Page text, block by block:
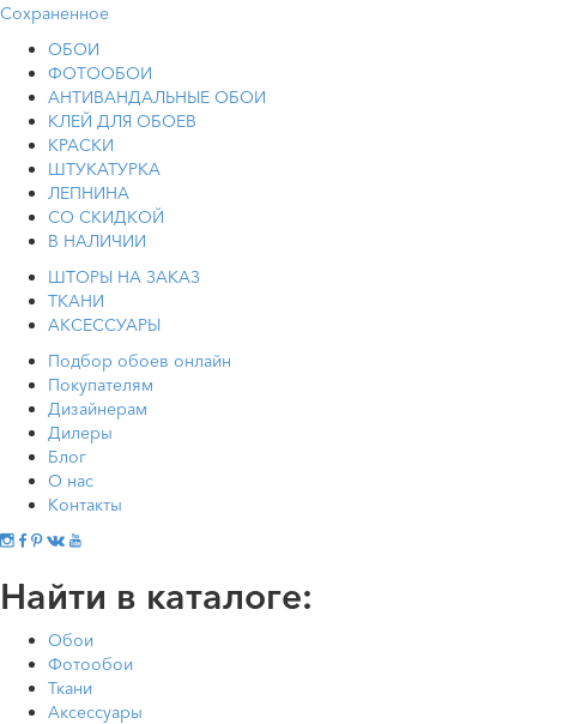
Сохраненное
ОБОИ
ФОТООБОИ
АНТИВАНДАЛЬНЫЕ ОБОИ
КЛЕЙ ДЛЯ ОБОЕВ
КРАСКИ
ШТУКАТУРКА
ЛЕПНИНА
СО СКИДКОЙ
В НАЛИЧИИ
ШТОРЫ НА ЗАКАЗ
ТКАНИ
АКСЕССУАРЫ
Подбор обоев онлайн
Покупателям
Дизайнерам
Дилеры
Блог
О нас
Контакты
Найти в каталоге:
Обои
Фотообои
Ткани
Аксессуары